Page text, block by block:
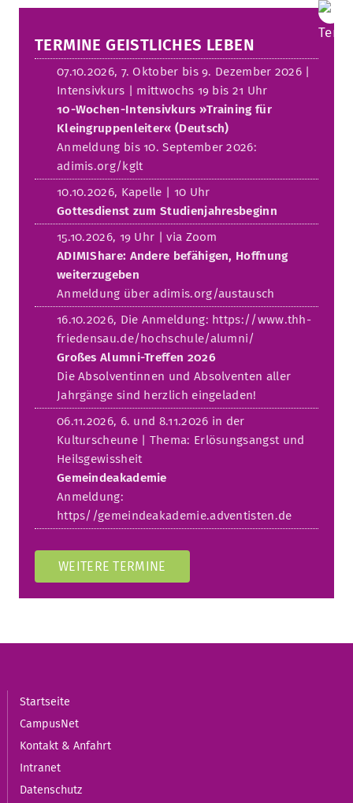
TERMINE GEISTLICHES LEBEN
07.10.2026, 7. Oktober bis 9. Dezember 2026 |
Intensivkurs | mittwochs 19 bis 21 Uhr
10-Wochen-Intensivkurs »Training für
Kleingruppenleiter« (Deutsch)
Anmeldung bis 10. September 2026:
adimis.org/kglt
10.10.2026, Kapelle | 10 Uhr
Gottesdienst zum Studienjahresbeginn
15.10.2026, 19 Uhr | via Zoom
ADIMIShare: Andere befähigen, Hoffnung
weiterzugeben
Anmeldung über adimis.org/austausch
16.10.2026, Die Anmeldung: https://www.thh-
friedensau.de/hochschule/alumni/
Großes Alumni-Treffen 2026
Die Absolventinnen und Absolventen aller
Jahrgänge sind herzlich eingeladen!
06.11.2026, 6. und 8.11.2026 in der
Kulturscheune | Thema: Erlösungsangst und
Heilsgewissheit
Gemeindeakademie
Anmeldung:
https//gemeindeakademie.adventisten.de
WEITERE TERMINE
Startseite
CampusNet
Kontakt & Anfahrt
Intranet
Datenschutz